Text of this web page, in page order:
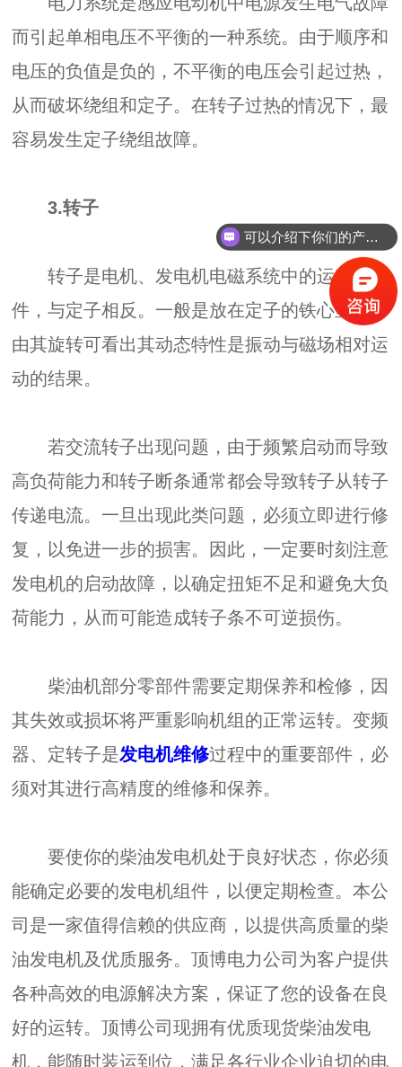
而引起单相电压不平衡的一种系统。由于顺序和
电压的负值是负的，不平衡的电压会引起过热，
从而破坏绕组和定子。在转子过热的情况下，最
容易发生定子绕组故障。
3.转子
转子是电机、发电机电磁系统中的运动部
件，与定子相反。一般是放在定子的铁心里面。
由其旋转可看出其动态特性是振动与磁场相对运
动的结果。
若交流转子出现问题，由于频繁启动而导致
高负荷能力和转子断条通常都会导致转子从转子
传递电流。一旦出现此类问题，必须立即进行修
复，以免进一步的损害。因此，一定要时刻注意
发电机的启动故障，以确定扭矩不足和避免大负
荷能力，从而可能造成转子条不可逆损伤。
柴油机部分零部件需要定期保养和检修，因
其失效或损坏将严重影响机组的正常运转。变频
器、定转子是发电机维修过程中的重要部件，必
须对其进行高精度的维修和保养。
要使你的柴油发电机处于良好状态，你必须
能确定必要的发电机组件，以便定期检查。本公
司是一家值得信赖的供应商，以提供高质量的柴
油发电机及优质服务。顶博电力公司为客户提供
各种高效的电源解决方案，保证了您的设备在良
好的运转。顶博公司现拥有优质现货柴油发电
机，能随时装运到位，满足各行业企业迫切的电
可以介绍下你们的产品么？